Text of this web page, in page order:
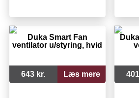
Duka Smart Fan
ventilator u/styring, hvid
643 kr. Læs mere